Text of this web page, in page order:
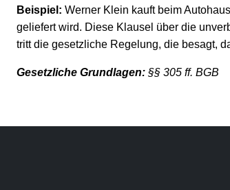
Beispiel: Werner Klein kauft beim
geliefert wird. Diese Klausel über die
tritt die gesetzliche Regelung, die besagt,
Gesetzliche Grundlagen: §§ 305 ff. BGB